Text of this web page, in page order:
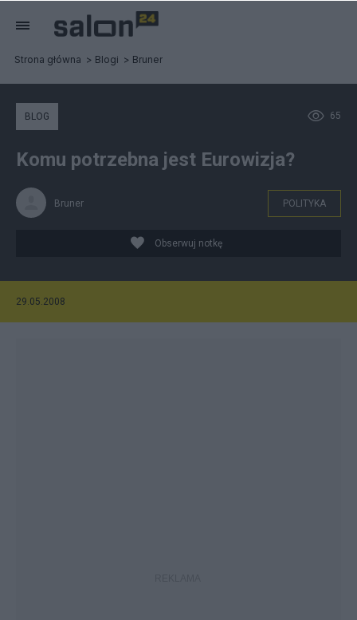
Strona główna Blogi Bruner
65
BLOG
Komu potrzebna jest Eurowizja?
Bruner POLITYKA
Obserwuj notkę
29.05.2008